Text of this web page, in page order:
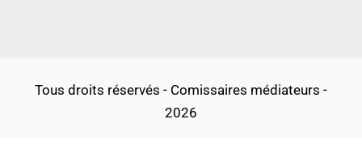
Tous droits réservés - Comissaires médiateurs -
2026